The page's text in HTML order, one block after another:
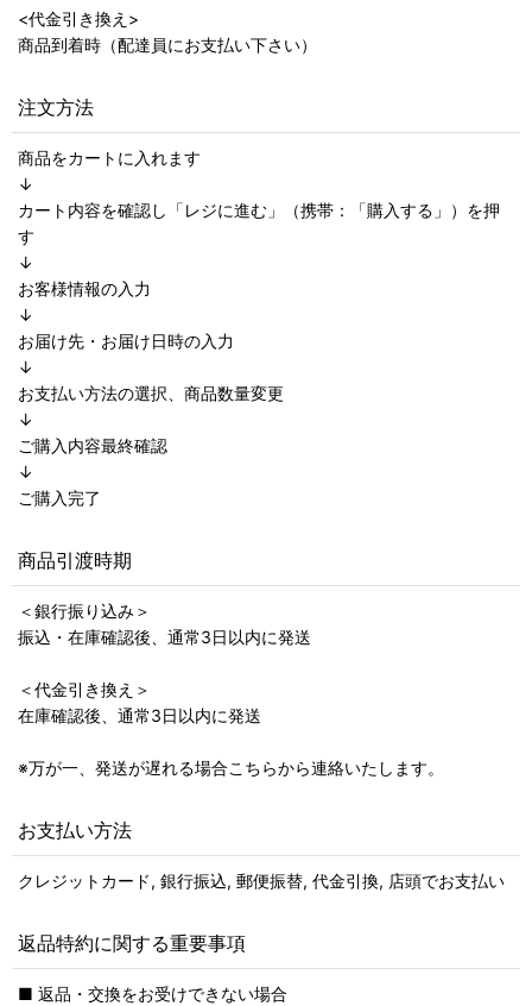
<代金引き換え>
商品到着時（配達員にお支払い下さい）
注文方法
商品をカートに入れます
↓
カート内容を確認し「レジに進む」（携帯：「購入する」）を押
す
↓
お客様情報の入力
↓
お届け先・お届け日時の入力
↓
お支払い方法の選択、商品数量変更
↓
ご購入内容最終確認
↓
ご購入完了
商品引渡時期
＜銀行振り込み＞
振込・在庫確認後、通常3日以内に発送
＜代金引き換え＞
在庫確認後、通常3日以内に発送
※万が一、発送が遅れる場合こちらから連絡いたします。
お支払い方法
クレジットカード, 銀行振込, 郵便振替, 代金引換, 店頭でお支払い
返品特約に関する重要事項
■ 返品・交換をお受けできない場合